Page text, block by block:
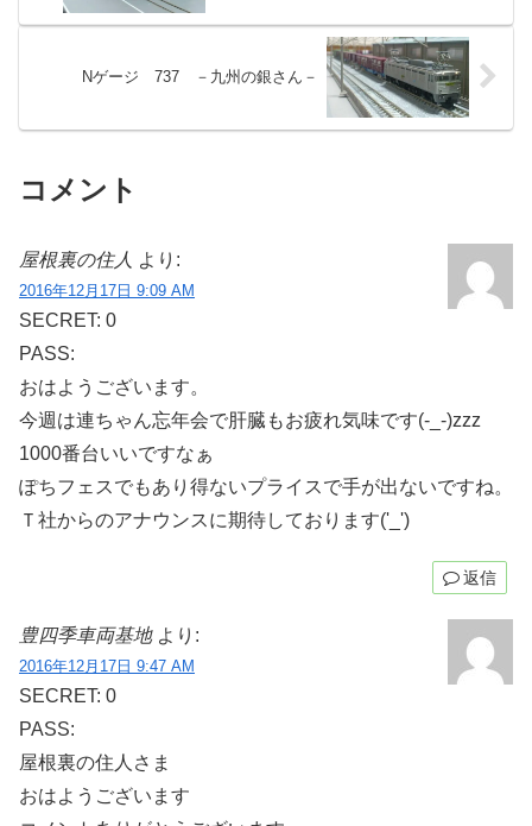
Nゲージ 737 －九州の銀さん－
コメント
屋根裏の住人 より:
2016年12月17日 9:09 AM
SECRET: 0
PASS:
おはようございます。
今週は連ちゃん忘年会で肝臓もお疲れ気味です(-_-)zzz
1000番台いいですなぁ
ぽちフェスでもあり得ないプライスで手が出ないですね。
Ｔ社からのアナウンスに期待しております('_')
返信
豊四季車両基地 より:
2016年12月17日 9:47 AM
SECRET: 0
PASS:
屋根裏の住人さま
おはようございます